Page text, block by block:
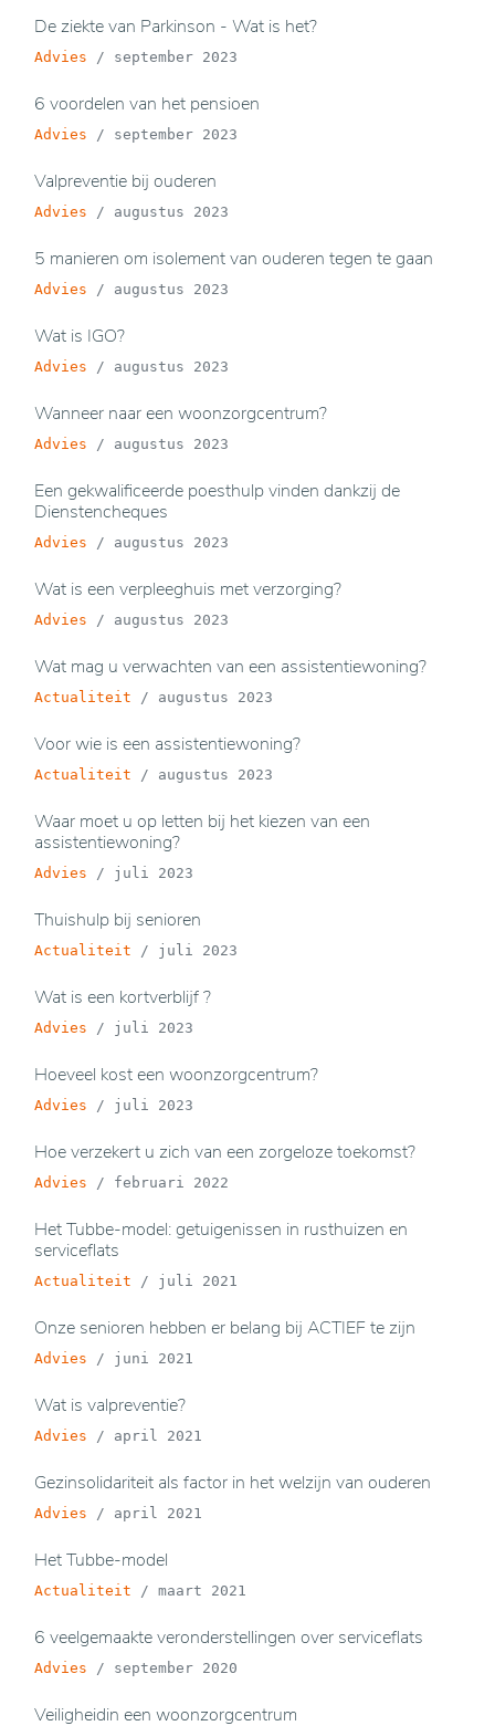
De ziekte van Parkinson - Wat is het?
Advies / september 2023
6 voordelen van het pensioen
Advies / september 2023
Valpreventie bij ouderen
Advies / augustus 2023
5 manieren om isolement van ouderen tegen te gaan
Advies / augustus 2023
Wat is IGO?
Advies / augustus 2023
Wanneer naar een woonzorgcentrum?
Advies / augustus 2023
Een gekwalificeerde poesthulp vinden dankzij de
Dienstencheques
Advies / augustus 2023
Wat is een verpleeghuis met verzorging?
Advies / augustus 2023
Wat mag u verwachten van een assistentiewoning?
Actualiteit / augustus 2023
Voor wie is een assistentiewoning?
Actualiteit / augustus 2023
Waar moet u op letten bij het kiezen van een
assistentiewoning?
Advies / juli 2023
Thuishulp bij senioren
Actualiteit / juli 2023
Wat is een kortverblijf ?
Advies / juli 2023
Hoeveel kost een woonzorgcentrum?
Advies / juli 2023
Hoe verzekert u zich van een zorgeloze toekomst?
Advies / februari 2022
Het Tubbe-model: getuigenissen in rusthuizen en
serviceflats
Actualiteit / juli 2021
Onze senioren hebben er belang bij ACTIEF te zijn
Advies / juni 2021
Wat is valpreventie?
Advies / april 2021
Gezinsolidariteit als factor in het welzijn van ouderen
Advies / april 2021
Het Tubbe-model
Actualiteit / maart 2021
6 veelgemaakte veronderstellingen over serviceflats
Advies / september 2020
Veiligheidin een woonzorgcentrum